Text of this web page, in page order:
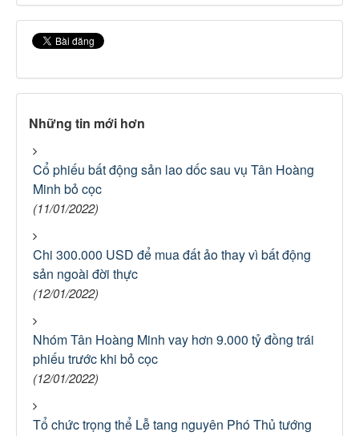
Những tin mới hơn
Cổ phiếu bất động sản lao dốc sau vụ Tân Hoàng
Minh bỏ cọc
(11/01/2022)
Chi 300.000 USD để mua đất ảo thay vì bất động
sản ngoài đời thực
(12/01/2022)
Nhóm Tân Hoàng Minh vay hơn 9.000 tỷ đồng trái
phiếu trước khi bỏ cọc
(12/01/2022)
Tổ chức trọng thể Lễ tang nguyên Phó Thủ tướng